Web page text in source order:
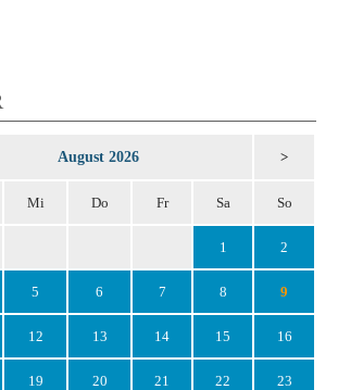
August 2026 >
Mi Do Fr Sa So
1 2
5 6 7 8 9
12 13 14 15 16
19 20 21 22 23